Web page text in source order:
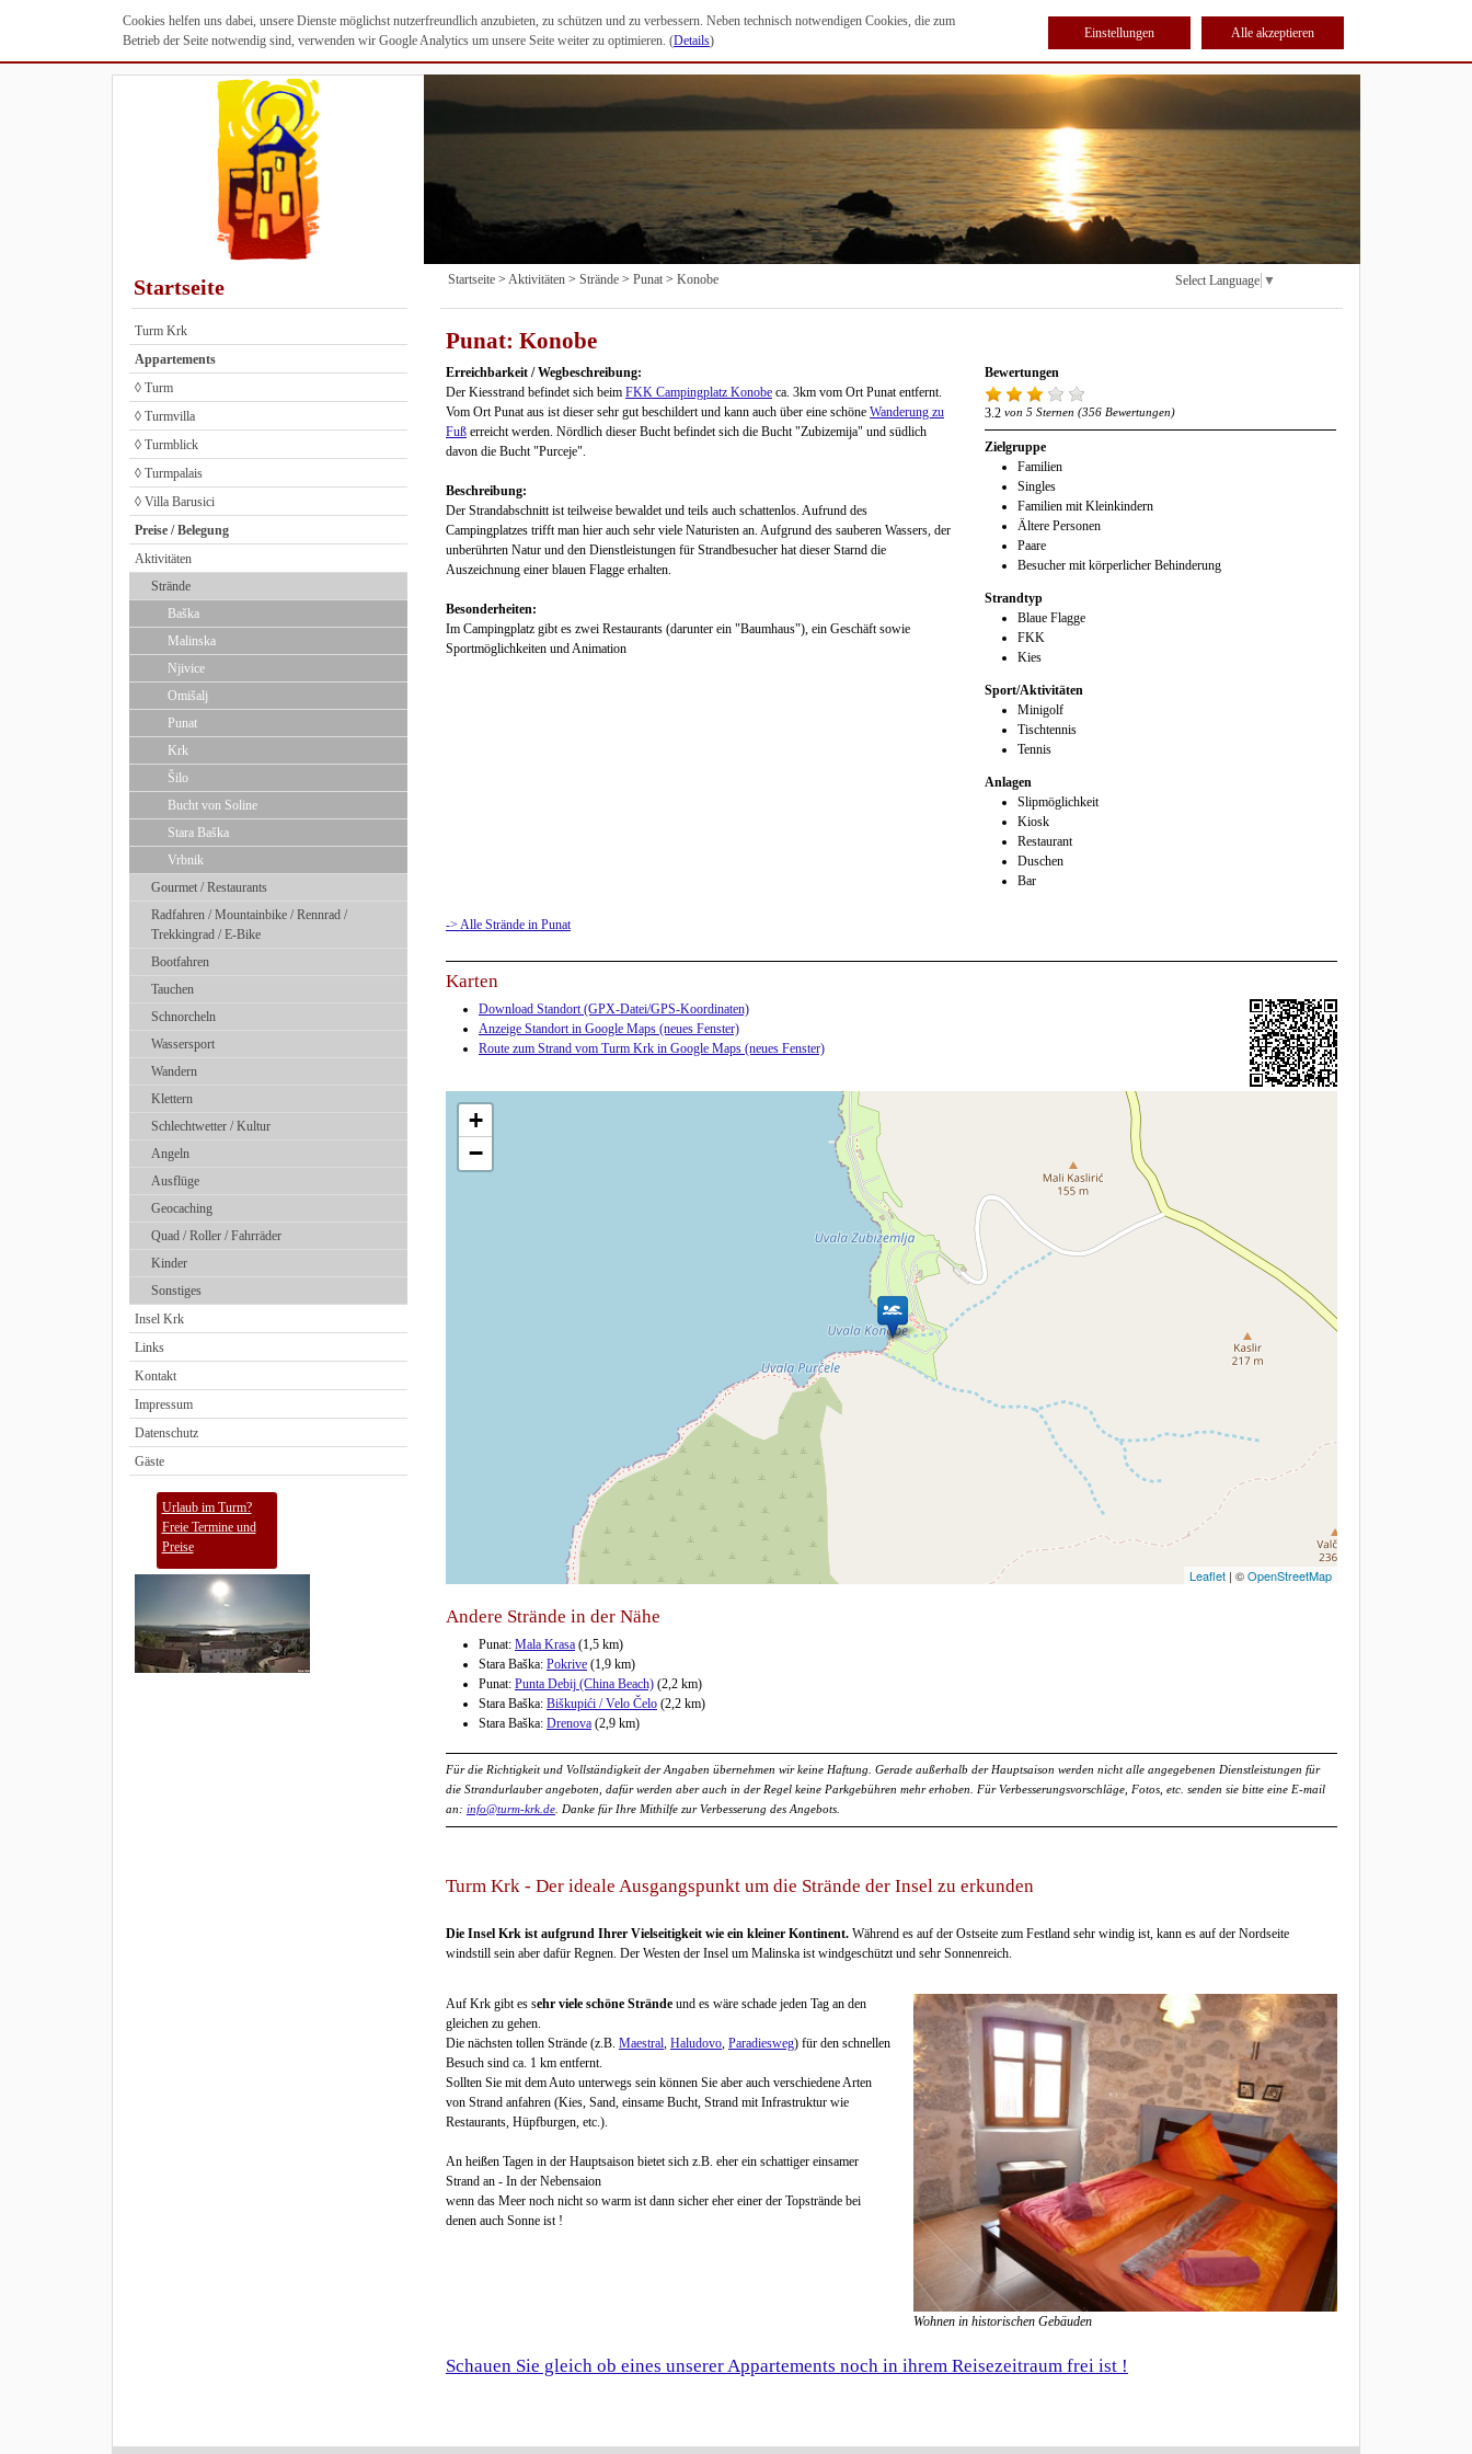
Cookies helfen uns dabei, unsere Dienste möglichst nutzerfreundlich anzubieten, zu schützen und zu verbessern. Neben technisch notwendigen Cookies, die zum
Betrieb der Seite notwendig sind, verwenden wir Google Analytics um unsere Seite weiter zu optimieren. (Details) Einstellungen Alle akzeptieren
Startseite
Turm Krk
Appartements
◊ Turm
◊ Turmvilla
◊ Turmblick
◊ Turmpalais
◊ Villa Barusici
Preise / Belegung
Aktivitäten
Strände
Baška
Malinska
Njivice
Omišalj
Punat
Krk
Šilo
Bucht von Soline
Stara Baška
Vrbnik
Gourmet / Restaurants
Radfahren / Mountainbike / Rennrad /
Trekkingrad / E-Bike
Bootfahren
Tauchen
Schnorcheln
Wassersport
Wandern
Klettern
Schlechtwetter / Kultur
Angeln
Ausflüge
Geocaching
Quad / Roller / Fahrräder
Kinder
Sonstiges
Insel Krk
Links
Kontakt
Impressum
Datenschutz
Gäste
Urlaub im Turm?
Freie Termine und
Preise
Startseite > Aktivitäten > Strände > Punat > Konobe Select Language ▼
Punat: Konobe
Erreichbarkeit / Wegbeschreibung:
Der Kiesstrand befindet sich beim FKK Campingplatz Konobe ca. 3km vom Ort Punat entfernt.
Vom Ort Punat aus ist dieser sehr gut beschildert und kann auch über eine schöne Wanderung zu
Fuß erreicht werden. Nördlich dieser Bucht befindet sich die Bucht "Zubizemija" und südlich
davon die Bucht "Purceje".
Beschreibung:
Der Strandabschnitt ist teilweise bewaldet und teils auch schattenlos. Aufrund des
Campingplatzes trifft man hier auch sehr viele Naturisten an. Aufgrund des sauberen Wassers, der
unberührten Natur und den Dienstleistungen für Strandbesucher hat dieser Starnd die
Auszeichnung einer blauen Flagge erhalten.
Besonderheiten:
Im Campingplatz gibt es zwei Restaurants (darunter ein "Baumhaus"), ein Geschäft sowie
Sportmöglichkeiten und Animation
Bewertungen
3.2 von 5 Sternen (356 Bewertungen)
Zielgruppe
Familien
Singles
Familien mit Kleinkindern
Ältere Personen
Paare
Besucher mit körperlicher Behinderung
Strandtyp
Blaue Flagge
FKK
Kies
Sport/Aktivitäten
Minigolf
Tischtennis
Tennis
Anlagen
Slipmöglichkeit
Kiosk
Restaurant
Duschen
Bar
-> Alle Strände in Punat
Karten
Download Standort (GPX-Datei/GPS-Koordinaten)
Anzeige Standort in Google Maps (neues Fenster)
Route zum Strand vom Turm Krk in Google Maps (neues Fenster)
+
−
Leaflet| ©OpenStreetMap
Andere Strände in der Nähe
Punat: Mala Krasa (1,5 km)
Stara Baška: Pokrive (1,9 km)
Punat: Punta Debij (China Beach) (2,2 km)
Stara Baška: Biškupići / Velo Čelo (2,2 km)
Stara Baška: Drenova (2,9 km)
Für die Richtigkeit und Vollständigkeit der Angaben übernehmen wir keine Haftung. Gerade außerhalb der Hauptsaison werden nicht alle angegebenen Dienstleistungen für
die Strandurlauber angeboten, dafür werden aber auch in der Regel keine Parkgebühren mehr erhoben. Für Verbesserungsvorschläge, Fotos, etc. senden sie bitte eine E-mail
an: info@turm-krk.de . Danke für Ihre Mithilfe zur Verbesserung des Angebots.
Turm Krk - Der ideale Ausgangspunkt um die Strände der Insel zu erkunden
Die Insel Krk ist aufgrund Ihrer Vielseitigkeit wie ein kleiner Kontinent. Während es auf der Ostseite zum Festland sehr windig ist, kann es auf der Nordseite
windstill sein aber dafür Regnen. Der Westen der Insel um Malinska ist windgeschützt und sehr Sonnenreich.
Wohnen in historischen Gebäuden
Auf Krk gibt es sehr viele schöne Strände und es wäre schade jeden Tag an den
gleichen zu gehen.
Die nächsten tollen Strände (z.B. Maestral, Haludovo, Paradiesweg) für den schnellen
Besuch sind ca. 1 km entfernt.
Sollten Sie mit dem Auto unterwegs sein können Sie aber auch verschiedene Arten
von Strand anfahren (Kies, Sand, einsame Bucht, Strand mit Infrastruktur wie
Restaurants, Hüpfburgen, etc.).
An heißen Tagen in der Hauptsaison bietet sich z.B. eher ein schattiger einsamer
Strand an - In der Nebensaion
wenn das Meer noch nicht so warm ist dann sicher eher einer der Topstrände bei
denen auch Sonne ist !
Schauen Sie gleich ob eines unserer Appartements noch in ihrem Reisezeitraum frei ist !